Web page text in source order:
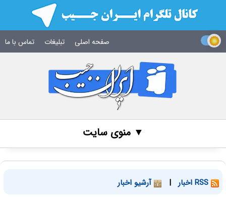
صفحه اصلی تبلیغات تماس با ما
▼ منوی سایت
| آرشیو اخبار